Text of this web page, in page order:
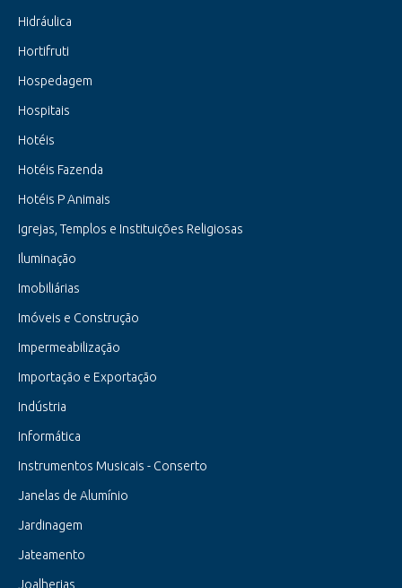
Hidráulica
Hortifruti
Hospedagem
Hospitais
Hotéis
Hotéis Fazenda
Hotéis P Animais
Igrejas, Templos e Instituições Religiosas
Iluminação
Imobiliárias
Imóveis e Construção
Impermeabilização
Importação e Exportação
Indústria
Informática
Instrumentos Musicais - Conserto
Janelas de Alumínio
Jardinagem
Jateamento
Joalherias